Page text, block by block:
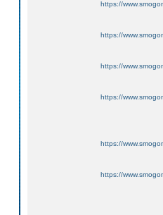
https://
https://
https://
https://
https://
https://